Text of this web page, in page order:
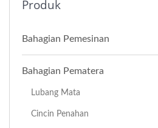
Produk
Bahagian Pemesinan
Bahagian Pematera
Lubang Mata
Cincin Penahan